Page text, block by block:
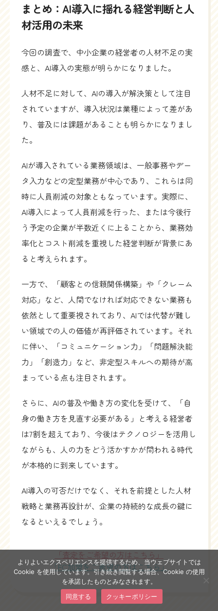
まとめ：AI導入に揺れる経営判断と人
材活用の未来
今回の調査で、中小企業の経営者の人材不足の実
感と、AI導入の実態が明らかになりました。
人材不足に対して、AIの導入が解決策として注目
されていますが、導入状況は業種によって差があ
り、普及には課題があることも明らかになりまし
た。
AIが導入されている業務領域は、一般事務やデー
タ入力などの定型業務が中心であり、これらは同
時に人員削減の対象ともなっています。実際に、
AI導入によって人員削減を行った、または今後行
う予定の企業が半数近くに上ることから、業務効
率化とコスト削減を重視した経営判断が背景にあ
ると考えられます。
一方で、「顧客との信頼関係構築」や「クレーム
対応」など、人間でなければ対応できない業務も
依然として重要視されており、AIでは代替が難し
い領域での人の価値が再評価されています。それ
に伴い、「コミュニケーション力」「問題解決能
力」「創造力」など、非定型スキルへの期待が高
まっている点も注目されます。
さらに、AIの普及や働き方の変化を受けて、「自
身の働き方を見直す必要がある」と考える経営者
は7割を超えており、今後はテクノロジーを活用し
ながらも、人の力をどう活かすかが問われる時代
が本格的に到来しています。
AI導入の可否だけでなく、それを前提とした人材
戦略と業務再設計が、企業の持続的な成長の鍵に
なるといえるでしょう。
「査定をご希望の方はこちら」
「FC加盟をご希望の方はこちら」
よりよいエクスペリエンスを提供するため、当ウェブサイトでは
Cookie を使用しています。引き続き閲覧する場合、Cookie の使用
を承諾したものとみなされます。
同意する
クッキーポリシー